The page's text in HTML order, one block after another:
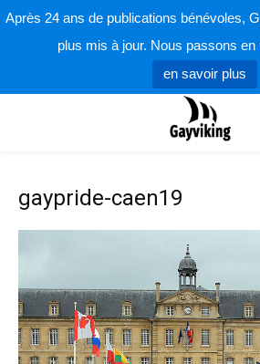
Après 24 ans de publications bénévoles,
plus mis à jour. Nous passons en
en savoir plus
gaypride-caen19